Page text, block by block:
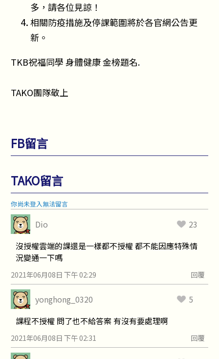
多，請各位見諒！
相關防疫措施及停課範圍將於各官網公告更
新。
TKB祝福同學 身體健康 金榜題名.
TAKO團隊敬上
FB留言
TAKO留言
你尚未登入無法留言
Dio
23
沒授權雲端的課還是一樣都不授權 都不能因應特殊情
況變通一下嗎
2021年06月08日 下午 02:29 回覆
yonghong_0320
5
課程不授權 問了也不給答案 有沒有要處理啊
2021年06月08日 下午 02:31 回覆